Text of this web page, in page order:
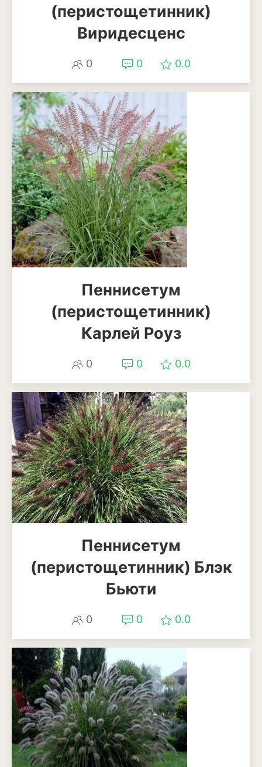
Дельфиниум
Ипомея
Ирис
Калатея
Клематисы
Крокус
Лапчатка
Настурция
Нивяник или садовая
ромашка
Очиток или седум
Пеларгония
Петуния
Фиалка
Физалис
Флокс
Форзиция
Фуксия
(перистощетинник)
Виридесценс
0 0 0.0
Пеннисетум
(перистощетинник)
Карлей Роуз
0 0 0.0
Пеннисетум
(перистощетинник) Блэк
Бьюти
0 0 0.0